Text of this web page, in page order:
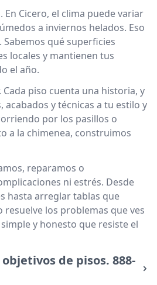
Cicero, el clima puede variar
a inviernos helados. Eso
qué superficies
locales y mantienen tus
el año.
Cada piso cuenta una historia, y
y técnicas a tu estilo y
por los pasillos o
a la chimenea, construimos
reparamos o
ni estrés. Desde
hasta arreglar tablas que
los problemas que ves
y honesto que resiste el
de pisos. 888-